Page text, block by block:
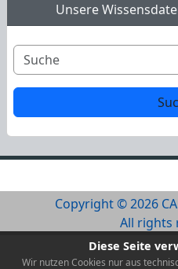
Unsere
Copyright © 2026
All rights
Diese Seite
Wir nutzen Cookies nur aus